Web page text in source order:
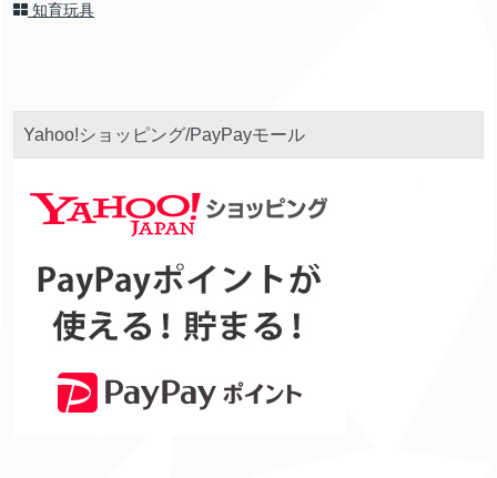
知育玩具
Yahoo!ショッピング/PayPayモール